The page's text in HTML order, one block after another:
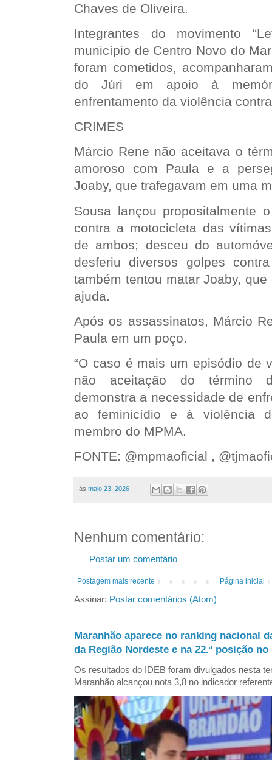
Chaves de Oliveira.
Integrantes do movimento
município de Centro Novo do
foram cometidos,
do Júri em apoio à
enfrentamento da violência
CRIMES
Márcio Rene não aceitava o
amoroso com Paula e a
Joaby, que trafegavam em uma
Sousa lançou propositalmente
contra a motocicleta das
de ambos; desceu do
desferiu diversos golpes
também tentou matar Joaby,
ajuda.
Após os assassinatos, Márcio
Paula em um poço.
“O caso é mais um episódio de
não aceitação do término
demonstra a necessidade de
ao feminicídio e à violência
membro do MPMA.
FONTE: @mpmaoficial ,
às maio 23, 2026
Nenhum comentário:
Postar um comentário
Postagem mais recente Página inicial
Assinar: Postar comentários (Atom)
Maranhão aparece no ranking nacional
da Região Nordeste e na 22.ª posição
Os resultados do IDEB foram divulgados nesta
Maranhão alcançou nota 3,8 no indicador